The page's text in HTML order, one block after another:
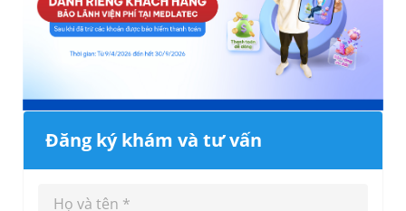
Đăng ký khám và tư vấn